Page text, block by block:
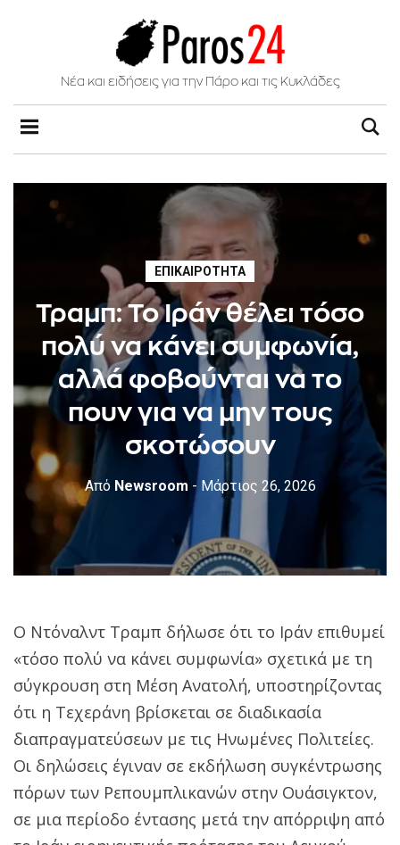
Νέα και ειδήσεις για την Πάρο και τις Κυκλάδες
ΕΠΙΚΑΙΡΌΤΗΤΑ
Τραμπ: Το Ιράν θέλει τόσο
πολύ να κάνει συμφωνία,
αλλά φοβούνται να το
πουν για να μην τους
σκοτώσουν
ΑπόNewsroom - Μάρτιος 26, 2026
Ο Ντόναλντ Τραμπ δήλωσε ότι το Ιράν επιθυμεί
«τόσο πολύ να κάνει συμφωνία» σχετικά με τη
σύγκρουση στη Μέση Ανατολή, υποστηρίζοντας
ότι η Τεχεράνη βρίσκεται σε διαδικασία
διαπραγματεύσεων με τις Ηνωμένες Πολιτείες.
Οι δηλώσεις έγιναν σε εκδήλωση συγκέντρωσης
πόρων των Ρεπουμπλικανών στην Ουάσιγκτον,
σε μια περίοδο έντασης μετά την απόρριψη από